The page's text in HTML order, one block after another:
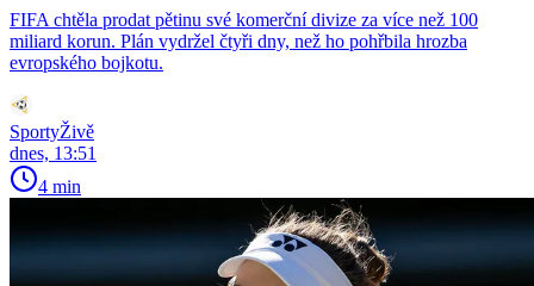
FIFA chtěla prodat pětinu své komerční divize za více než 100
miliard korun. Plán vydržel čtyři dny, než ho pohřbila hrozba
evropského bojkotu.
SportyŽivě
dnes, 13:51
4 min